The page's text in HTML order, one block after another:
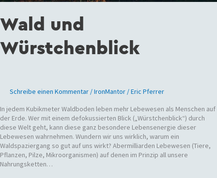
Wald und
Würstchenblick
Schreibe einen Kommentar /IronMantor /Eric Pferrer
In jedem Kubikmeter Waldboden leben mehr Lebewesen als Menschen auf
der Erde. Wer mit einem defokussierten Blick („Würstchenblick“) durch
diese Welt geht, kann diese ganz besondere Lebensenergie dieser
Lebewesen wahrnehmen. Wundern wir uns wirklich, warum ein
Waldspaziergang so gut auf uns wirkt? Abermilliarden Lebewesen (Tiere,
Pflanzen, Pilze, Mikroorganismen) auf denen im Prinzip all unsere
Nahrungsketten…